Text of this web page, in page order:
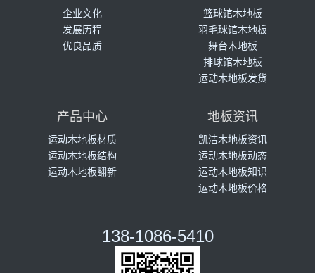
企业文化
发展历程
优良品质
篮球馆木地板
羽毛球馆木地板
舞台木地板
排球馆木地板
运动木地板发货
产品中心
运动木地板材质
运动木地板结构
运动木地板翻新
地板资讯
凯洁木地板资讯
运动木地板动态
运动木地板知识
运动木地板价格
138-1086-5410